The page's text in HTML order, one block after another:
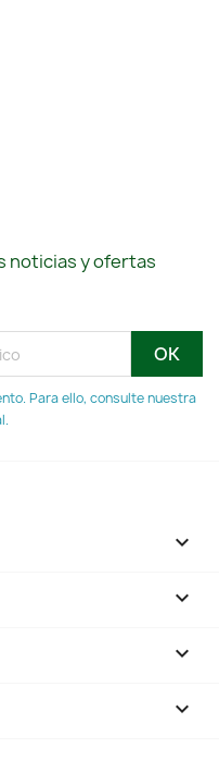
noticias y ofertas
Para ello, consulte nuestra



keyboard_arrow_down